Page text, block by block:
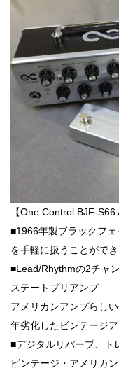
【One Control BJF-
■1966年製ブラックフ
を手軽に扱うことがで
■Lead/Rhythmの2チャ
ステートプリアンプ
アメリカンアンプらし
年劣化したビンテージ
■デジタルリバーブ、ト
ビンテージ・アメリカ